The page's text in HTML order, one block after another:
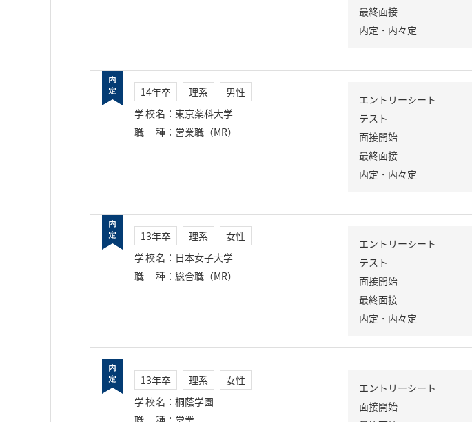
最終面接
内定・内々定
14年卒 理系
男性
学校名 ： 東京薬科大学
職種 ： 営業職（MR）
エントリーシート
テスト
面接開始
最終面接
内定・内々定
13年卒 理系
女性
学校名 ： 日本女子大学
職種 ： 総合職（MR）
エントリーシート
テスト
面接開始
最終面接
内定・内々定
13年卒 理系
女性
学校名 ： 桐蔭学園
エントリーシート
面接開始